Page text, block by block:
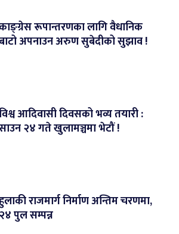
रूपान्तरणका लागि वैधानिक
अपनाउन अरुण सुबेदीको सुझाव !
आदिवासी दिवसको भव्य तयारी :
२४ गते खुलामञ्चमा भेटौं !
राजमार्ग निर्माण अन्तिम चरणमा,
२४ पुल सम्पन्न